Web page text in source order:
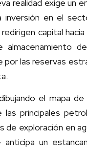
realidad exige un
en el
capital
las reservas
el mapa de
principales
exploración en
un